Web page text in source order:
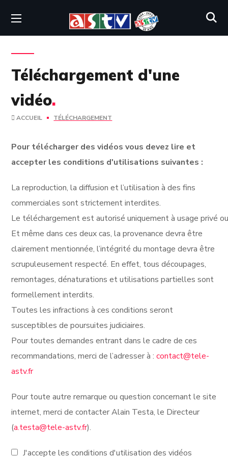
Téléchargement d'une
vidéo.
ACCUEIL TÉLÉCHARGEMENT
Pour télécharger des vidéos vous devez lire et
accepter les conditions d'utilisations suivantes :
La reproduction, la diffusion et l’utilisation à des fins
commerciales sont strictement interdites.
Le téléchargement est autorisé uniquement à usage privé
Et même dans ces deux cas, la provenance devra être
clairement mentionnée, l’intégrité du montage devra être
scrupuleusement respecté. En effet, tous découpages,
remontages, dénaturations et utilisations partielles sont
formellement interdits.
Toutes les infractions à ces conditions seront
susceptibles de poursuites judiciaires.
Pour toutes demandes entrant dans le cadre de ces
recommandations, merci de l’adresser à :contact@tele-
astv.fr
Pour toute autre remarque ou question concernant le site
internet, merci de contacter Alain Testa, le Directeur
(a.testa@tele-astv.fr).
J'accepte les conditions d'utilisation des vidéos